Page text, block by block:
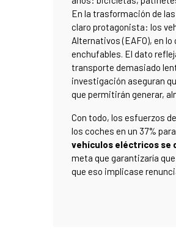
En la trasformación de
claro protagonista: los
Alternativos (EAFO), en
enchufables. El dato
transporte demasiado
investigación aseguran
que permitirán generar,
Con todo, los esfuerzos
los coches en un 37%
vehículos eléctricos se
meta que garantizaría
que eso implicase